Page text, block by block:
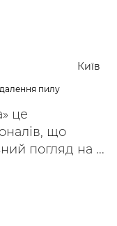
Київ
пилу
це
що
погляд на ...